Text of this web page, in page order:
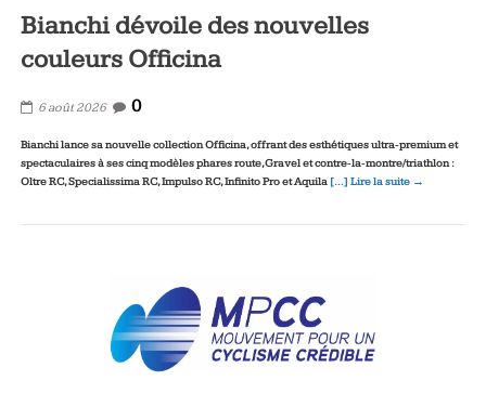
Bianchi dévoile des nouvelles
couleurs Officina
6 août 2026 0
Bianchi lance sa nouvelle collection Officina, offrant des esthétiques ultra‑premium et
spectaculaires à ses cinq modèles phares route, Gravel et contre‑la‑montre/triathlon :
Oltre RC, Specialissima RC, Impulso RC, Infinito Pro et Aquila […] Lire la suite →